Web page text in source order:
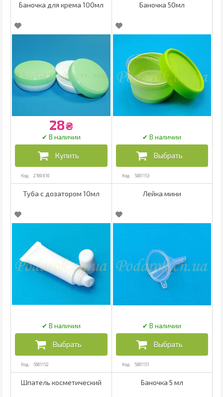
Баночка для крема 100мл
2169810
28₴
Баночка 50мл
5001153
Туба с дозатором 10мл
5001152
Лейка мини
5001151
Шпатель косметический Баночка 5 мл